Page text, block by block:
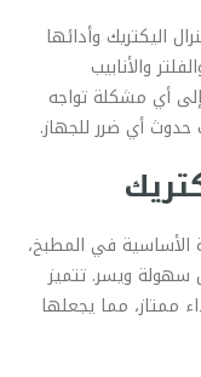
اليكتريك وأدائها
والأنابيب
إلى أي مشكلة تواجه
أي ضرر للجهاز.
الأساسية في المطبخ،
ويسر. تتميز
ممتاز، مما يجعلها